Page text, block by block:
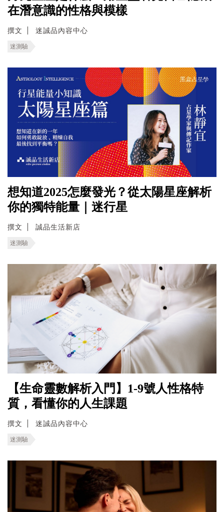
在潛意識的性格與模樣
撰文 迷誠品內容中心
迷測驗
想知道2025怎麼發光？從太陽星座解析
你的獨特能量｜迷行星
撰文 誠品生活新店
迷測驗
【生命靈數解析入門】1-9號人性格特
質，看懂你的人生課題
撰文 迷誠品內容中心
迷測驗